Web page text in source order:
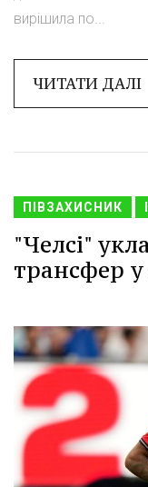
вирішила по...
ЧИТАТИ ДАЛІ
ПІВЗАХИСНИК
"Челсі"
трансфер у